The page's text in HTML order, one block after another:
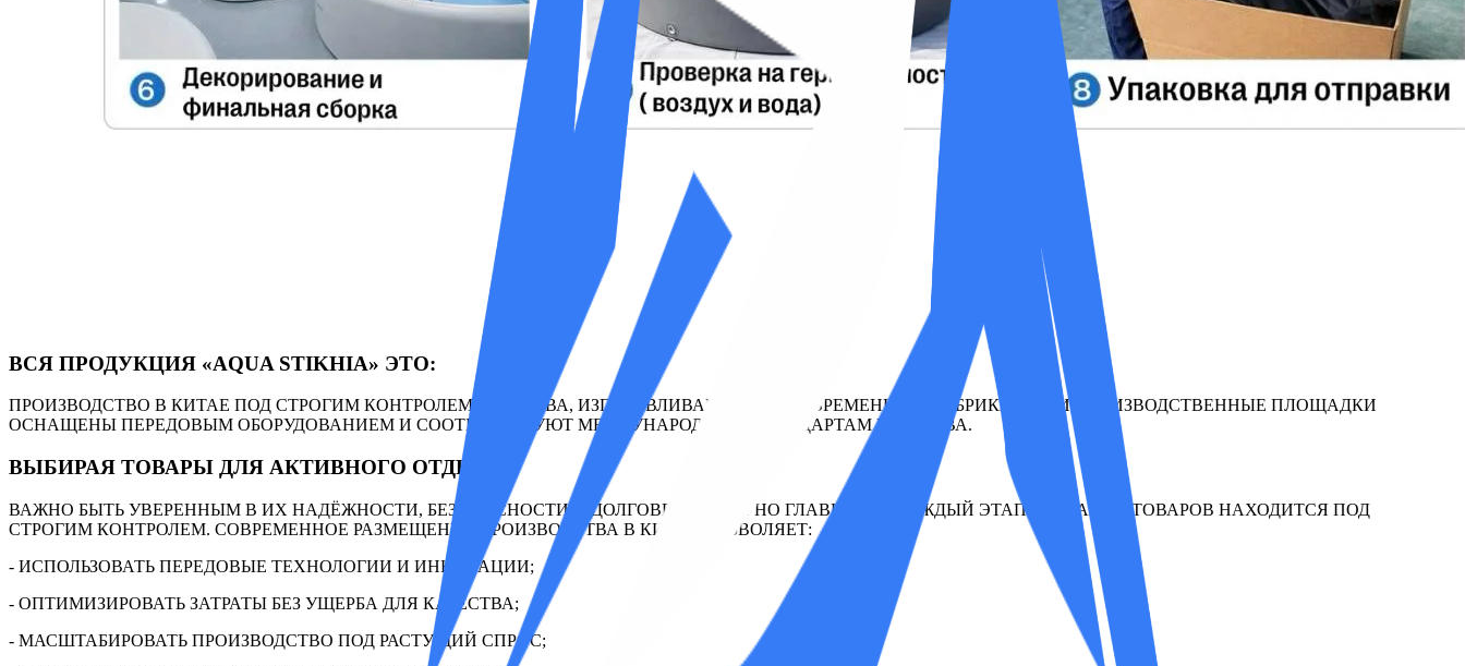
ВСЯ ПРОДУКЦИЯ «AQUA STIKHIA» ЭТО:
ПРОИЗВОДСТВО В КИТАЕ ПОД СТРОГИМ КОНТРОЛЕМ КАЧЕСТВА, ИЗГОТАВЛИВАЕТСЯ НА СОВРЕМЕННЫХ ФАБРИКАХ. ЭТИ ПРОИЗВОДСТВЕННЫЕ ПЛОЩАДКИ
ОСНАЩЕНЫ ПЕРЕДОВЫМ ОБОРУДОВАНИЕМ И СООТВЕТСТВУЮТ МЕЖДУНАРОДНЫМ СТАНДАРТАМ КАЧЕСТВА.
ВЫБИРАЯ ТОВАРЫ ДЛЯ АКТИВНОГО ОТДЫХА.
ВАЖНО БЫТЬ УВЕРЕННЫМ В ИХ НАДЁЖНОСТИ, БЕЗОПАСНОСТИ И ДОЛГОВЕЧНОСТИ. НО ГЛАВНОЕ — КАЖДЫЙ ЭТАП СОЗДАНИЯ ТОВАРОВ НАХОДИТСЯ ПОД
СТРОГИМ КОНТРОЛЕМ. СОВРЕМЕННОЕ РАЗМЕЩЕНИЕ ПРОИЗВОДСТВА В КИТАЕ ПОЗВОЛЯЕТ:
- ИСПОЛЬЗОВАТЬ ПЕРЕДОВЫЕ ТЕХНОЛОГИИ И ИННОВАЦИИ;
- ОПТИМИЗИРОВАТЬ ЗАТРАТЫ БЕЗ УЩЕРБА ДЛЯ КАЧЕСТВА;
- МАСШТАБИРОВАТЬ ПРОИЗВОДСТВО ПОД РАСТУЩИЙ СПРОС;